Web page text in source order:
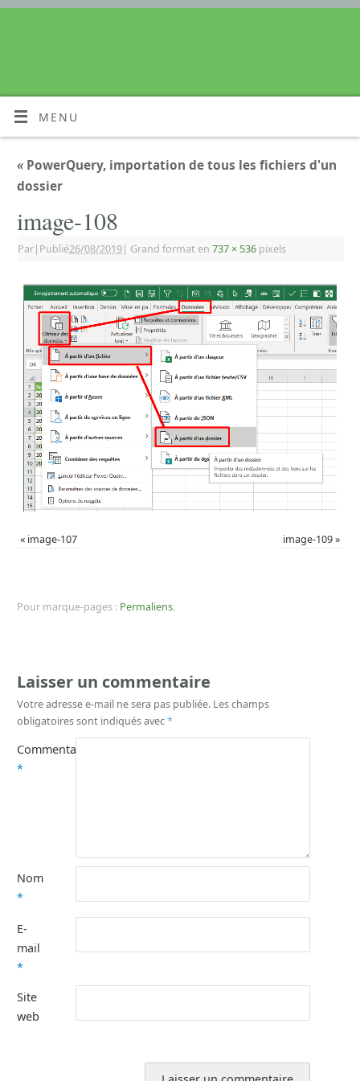
MENU
« PowerQuery, importation de tous les fichiers d'un
dossier
image-108
Par| Publié26/08/2019| Grand format en 737 × 536 pixels
« image-107 image-109»
Pour marque-pages : Permaliens.
Laisser un commentaire
Votre adresse e-mail ne sera pas publiée. Les champs
obligatoires sont indiqués avec*
Commentaire
*
Nom
*
E-
mail
*
Site
web